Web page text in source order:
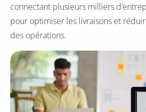
connectant plusieurs milliers
pour optimiser les livraisons et
des opérations.